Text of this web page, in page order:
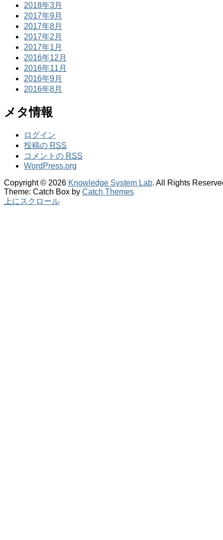
2018年3月
2017年9月
2017年8月
2017年2月
2017年1月
2016年12月
2016年11月
2016年9月
2016年8月
メタ情報
ログイン
投稿の RSS
コメントの RSS
WordPress.org
Copyright © 2026 Knowledge System Lab. All Rights
Theme: Catch Box by Catch Themes
上にスクロール